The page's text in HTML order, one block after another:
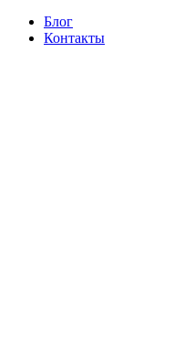
Блог
Контакты